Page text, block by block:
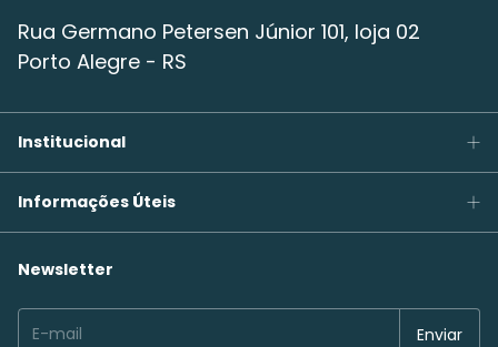
Rua Germano Petersen Júnior 101, loja 02
Porto Alegre - RS
Institucional
Informações Úteis
Newsletter